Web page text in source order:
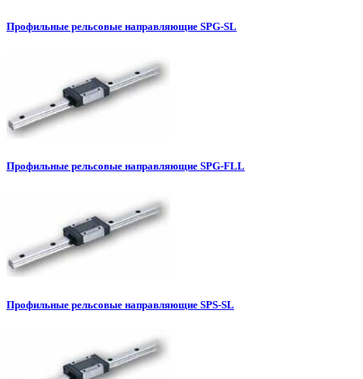
Профильные рельсовые направляющие SPG-SL
Профильные рельсовые направляющие SPG-FLL
Профильные рельсовые направляющие SPS-SL